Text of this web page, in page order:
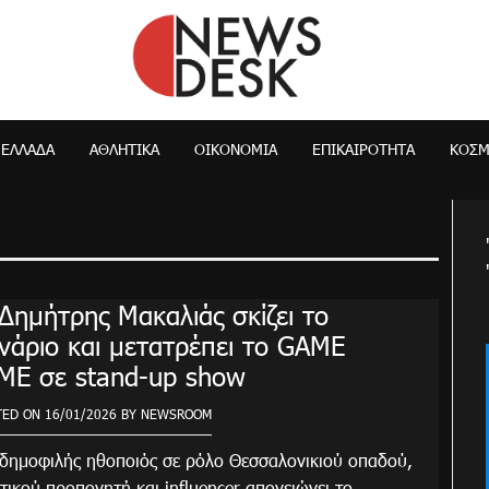
NewsDesk
ΕΛΛΆΔΑ ΑΘΛΗΤΙΚΑ ΟΙΚΟΝΟΜΊΑ ΕΠΙΚΑΙΡΌΤΗΤΑ
Μακαλιάς σκίζει το
και μετατρέπει το GAME
σε stand-up show
ON 16/01/2026 BY NEWSROOM
ηθοποιός σε ρόλο Θεσσαλονικιού οπαδού,